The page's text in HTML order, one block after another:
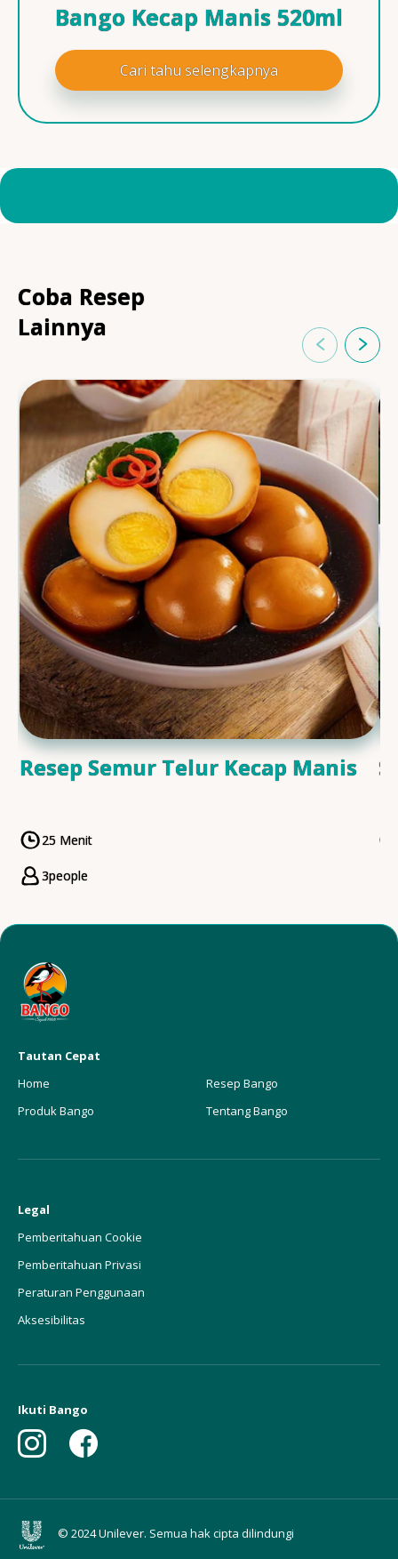
Bango Kecap Manis 520ml
Cari tahu selengkapnya
Coba Resep
Lainnya
Resep Semur Telur Kecap Manis
CookingTime
25 Menit
Servings
3people
Tautan Cepat
Home
Produk Bango
Resep Bango
Tentang Bango
Legal
Pemberitahuan Cookie
Pemberitahuan Privasi
Peraturan Penggunaan
Aksesibilitas
Ikuti Bango
© 2024 Unilever. Semua hak cipta dilindungi